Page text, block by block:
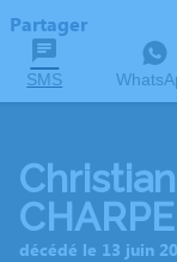
Partager
SMS
Christian
décédé le 13 juin